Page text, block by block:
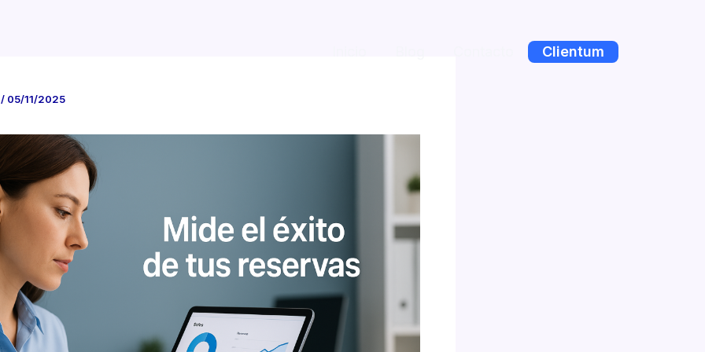
Clientum
/ 05/11/2025